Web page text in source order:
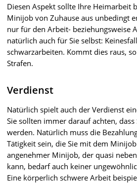
Diesen Aspekt sollte Ihre Heimarbeit
Minijob von Zuhause aus unbedingt
nur für den Arbeit- beziehungsweise
natürlich auch für Sie selbst:
schwarzarbeiten. Kommt dies raus,
Strafen.
Verdienst
Natürlich spielt auch der Verdienst
Sie sollten immer darauf achten,
werden. Natürlich muss die
Tätigkeit sein, die Sie mit dem
angenehmer Minijob, der quasi
kann, bedarf auch keiner
Eine körperlich schwere Arbeit